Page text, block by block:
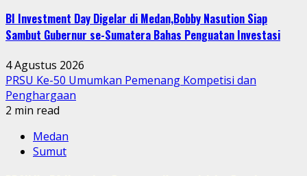
BI Investment Day Digelar di Medan,Bobby Nasution Siap
Sambut Gubernur se-Sumatera Bahas Penguatan Investasi
4 Agustus 2026
PRSU Ke-50 Umumkan Pemenang Kompetisi dan
Penghargaan
2 min read
Medan
Sumut